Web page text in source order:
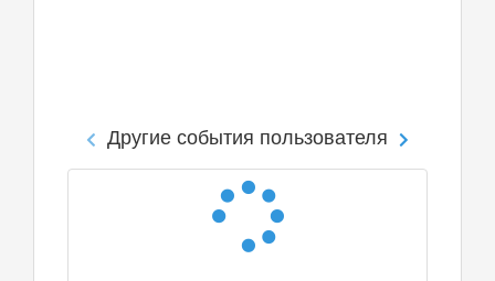
Другие события пользователя